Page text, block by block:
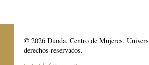
© 2026 Duoda. Centro de Mujeres,
derechos reservados.